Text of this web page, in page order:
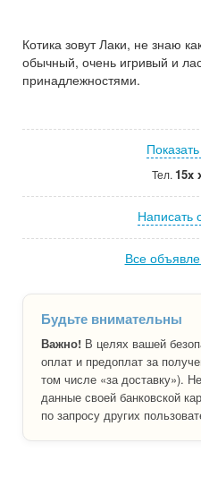
Котика зовут Лаки, не знаю
обычный, очень игривый и
принадлежностями.
Тел. 15x
Написать
Все
Будьте внимательны
Важно! В целях вашей
оплат и предоплат за
том числе «за доставку»).
данные своей банковской
по запросу других